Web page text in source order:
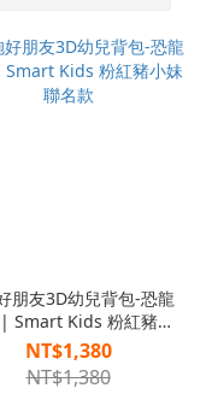
朋友3D幼兒背包-恐龍
Smart Kids 粉紅豬小
妹聯名款
NT$1,380
NT$1,380